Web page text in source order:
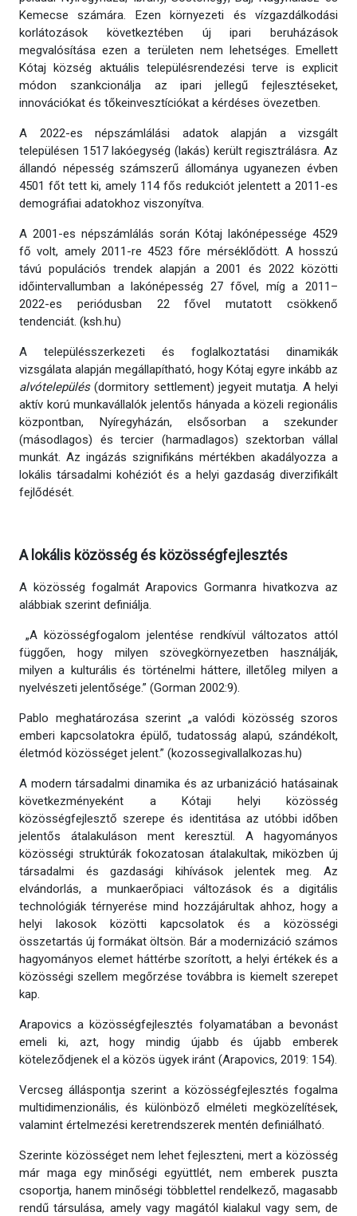
Kemecse számára. Ezen környezeti és vízgazdálkodási
korlátozások következtében új ipari beruházások
megvalósítása ezen a területen nem lehetséges. Emellett
Kótaj község aktuális településrendezési terve is explicit
módon szankcionálja az ipari jellegű fejlesztéseket,
innovációkat és tőkeinvesztíciókat a kérdéses övezetben.
A 2022-es népszámlálási adatok alapján a vizsgált
településen 1517 lakóegység (lakás) került regisztrálásra. Az
állandó népesség számszerű állománya ugyanezen évben
4501 főt tett ki, amely 114 fős redukciót jelentett a 2011-es
demográfiai adatokhoz viszonyítva.
A 2001-es népszámlálás során Kótaj lakónépessége 4529
fő volt, amely 2011-re 4523 főre mérséklődött. A hosszú
távú populációs trendek alapján a 2001 és 2022 közötti
időintervallumban a lakónépesség 27 fővel, míg a 2011–
2022-es periódusban 22 fővel mutatott csökkenő
tendenciát. (ksh.hu)
A településszerkezeti és foglalkoztatási dinamikák
vizsgálata alapján megállapítható, hogy Kótaj egyre inkább az
alvótelepülés(dormitory settlement) jegyeit mutatja. A helyi
aktív korú munkavállalók jelentős hányada a közeli regionális
központban, Nyíregyházán, elsősorban a szekunder
(másodlagos) és tercier (harmadlagos) szektorban vállal
munkát. Az ingázás szignifikáns mértékben akadályozza a
lokális társadalmi kohéziót és a helyi gazdaság diverzifikált
fejlődését.
A lokális közösség és közösségfejlesztés
A közösség fogalmát Arapovics Gormanra hivatkozva az
alábbiak szerint definiálja.
„A közösségfogalom jelentése rendkívül változatos attól
függően, hogy milyen szövegkörnyezetben használják,
milyen a kulturális és történelmi háttere, illetőleg milyen a
nyelvészeti jelentősége.” (Gorman 2002:9).
Pablo meghatározása szerint „a valódi közösség szoros
emberi kapcsolatokra épülő, tudatosság alapú, szándékolt,
életmód közösséget jelent.” (kozossegivallalkozas.hu)
A modern társadalmi dinamika és az urbanizáció hatásainak
következményeként a Kótaji helyi közösség
közösségfejlesztő szerepe és identitása az utóbbi időben
jelentős átalakuláson ment keresztül. A hagyományos
közösségi struktúrák fokozatosan átalakultak, miközben új
társadalmi és gazdasági kihívások jelentek meg. Az
elvándorlás, a munkaerőpiaci változások és a digitális
technológiák térnyerése mind hozzájárultak ahhoz, hogy a
helyi lakosok közötti kapcsolatok és a közösségi
összetartás új formákat öltsön. Bár a modernizáció számos
hagyományos elemet háttérbe szorított, a helyi értékek és a
közösségi szellem megőrzése továbbra is kiemelt szerepet
kap.
Arapovics a közösségfejlesztés folyamatában a bevonást
emeli ki, azt, hogy mindig újabb és újabb emberek
köteleződjenek el a közös ügyek iránt (Arapovics, 2019: 154).
Vercseg álláspontja szerint a közösségfejlesztés fogalma
multidimenzionális, és különböző elméleti megközelítések,
valamint értelmezési keretrendszerek mentén definiálható.
Szerinte közösséget nem lehet fejleszteni, mert a közösség
már maga egy minőségi együttlét, nem emberek puszta
csoportja, hanem minőségi többlettel rendelkező, magasabb
rendű társulása, amely vagy magától kialakul vagy sem, de